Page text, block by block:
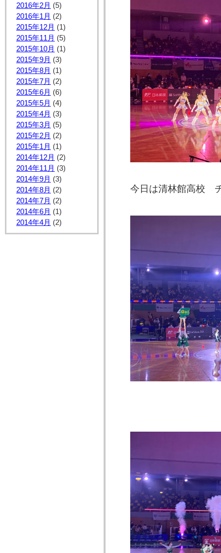
2016年2月 (5)
2016年1月 (2)
2015年12月 (1)
2015年11月 (5)
2015年10月 (1)
2015年9月 (3)
2015年8月 (1)
2015年7月 (2)
2015年6月 (6)
2015年5月 (4)
2015年4月 (3)
2015年3月 (5)
2015年2月 (2)
2015年1月 (1)
2014年12月 (2)
2014年11月 (3)
2014年9月 (3)
2014年8月 (2)
2014年7月 (2)
2014年6月 (1)
2014年4月 (2)
今日は清林館高校